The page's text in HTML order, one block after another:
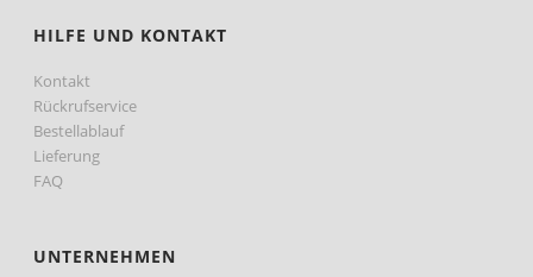
HILFE UND KONTAKT
Kontakt
Rückrufservice
Bestellablauf
Lieferung
FAQ
UNTERNEHMEN